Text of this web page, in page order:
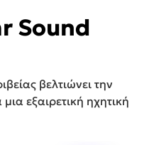
Sound
βελτιώνει την
εξαιρετική ηχητική